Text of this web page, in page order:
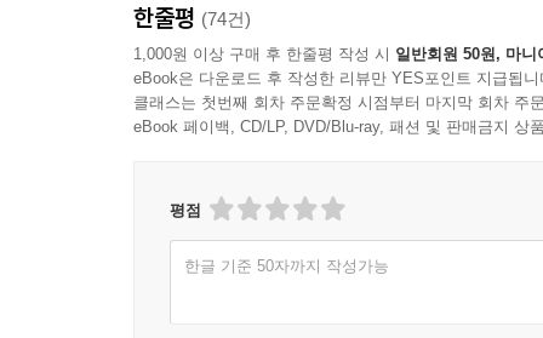
한줄평 (74건)
1,000원 이상 구매 후 한줄평 작성 시 일반회원 50원, 마니
eBook은 다운로드 후 작성한 리뷰만 YES포인트 지급됩니
클래스는 첫번째 회차 주문확정 시점부터 마지막 회차 주
eBook 페이백, CD/LP, DVD/Blu-ray, 패션 및 판매금지 상
평점
한글 기준 50자까지 작성가능